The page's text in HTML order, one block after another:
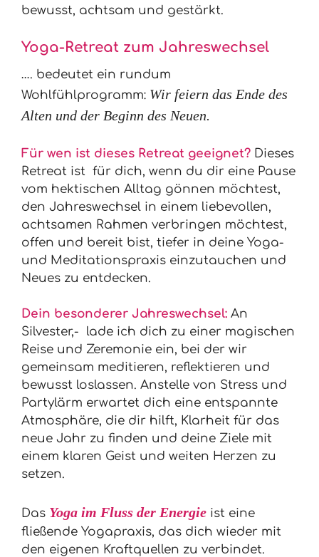
bewusst, achtsam und gestärkt.
Yoga-Retreat zum Jahreswechsel
…. bedeutet ein rundum
Wohlfühlprogramm: Wir feiern das Ende des
Alten und der Beginn des Neuen.
Für wen ist dieses Retreat geeignet? Dieses
Retreat ist für dich, wenn du dir eine Pause
vom hektischen Alltag gönnen möchtest,
den Jahreswechsel in einem liebevollen,
achtsamen Rahmen verbringen möchtest,
offen und bereit bist, tiefer in deine Yoga-
und Meditationspraxis einzutauchen und
Neues zu entdecken.
Dein besonderer Jahreswechsel: An
Silvester,- lade ich dich zu einer magischen
Reise und Zeremonie ein, bei der wir
gemeinsam meditieren, reflektieren und
bewusst loslassen. Anstelle von Stress und
Partylärm erwartet dich eine entspannte
Atmosphäre, die dir hilft, Klarheit für das
neue Jahr zu finden und deine Ziele mit
einem klaren Geist und weiten Herzen zu
setzen.
Das Yoga im Fluss der Energie ist eine
fließende Yogapraxis, das dich wieder mit
den eigenen Kraftquellen zu verbindet.